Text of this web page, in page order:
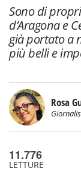
Sono di
d’Aragona e
già portato a
più belli e
Rosa
11.776
LETTURE